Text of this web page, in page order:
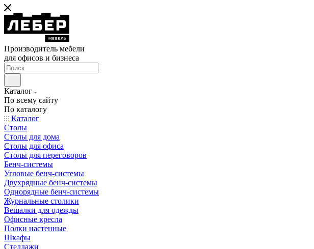
Производитель мебели
для офисов и бизнеса
Каталог
По всему сайту
По каталогу
Каталог
Столы
Столы для дома
Столы для офиса
Столы для переговоров
Бенч-системы
Угловые бенч-системы
Двухрядные бенч-системы
Однорядные бенч-системы
Журнальные столики
Вешалки для одежды
Офисные кресла
Полки настенные
Шкафы
Стеллажи